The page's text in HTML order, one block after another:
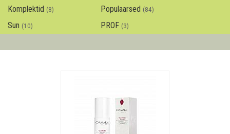
Komplektid (8) Populaarsed (84)
Sun (10) PROF (3)